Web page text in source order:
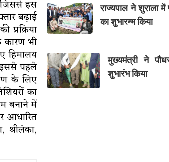
जिससे इस
बढ़ाई
प्रक्रिया
कारण भी
हिमालय
इससे पहले
के लिए
का
बनाने में
आधारित
राज्यपाल ने शुराला में
का शुभारम्भ किया
मुख्यमंत्री ने
शुभारंभ किया